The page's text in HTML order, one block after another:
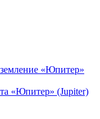
«Юпитер»
«Юпитер» (Jupiter)